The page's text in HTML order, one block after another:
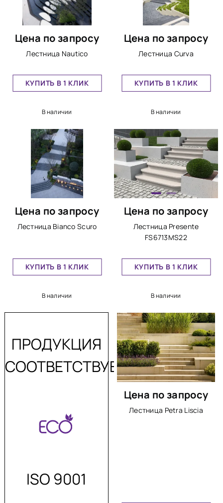
Цена по запросу
Лестница Nautico
КУПИТЬ В 1 КЛИК
В наличии
Цена по запросу
Лестница Curva
КУПИТЬ В 1 КЛИК
В наличии
Цена по запросу
Лестница Bianco Scuro
КУПИТЬ В 1 КЛИК
В наличии
Цена по запросу
Лестница Presente
FS6713MS22
КУПИТЬ В 1 КЛИК
В наличии
ПРОДУКЦИЯ
СООТВЕТСТВУЕТ:
ISO 9001
Цена по запросу
Лестница Petra Liscia